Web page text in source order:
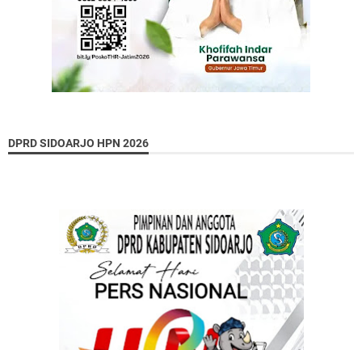
DPRD SIDOARJO HPN 2026